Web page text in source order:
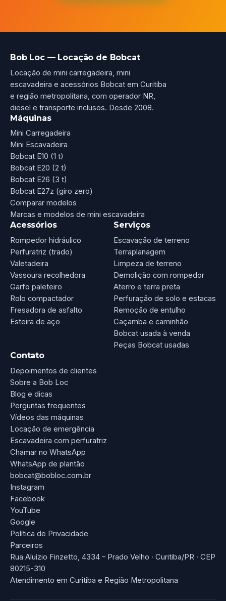
Bob Loc — Locação de Bobcat
Locação de mini carregadeira, mini
escavadeira e acessórios Bobcat em Curitiba
e região metropolitana, com operador NR,
diesel e transporte inclusos. Desde 2008.
Máquinas
Mini Carregadeira
Mini Escavadeira
Bobcat E10 (1 t)
Bobcat E20 (2 t)
Bobcat E26 (3 t)
Bobcat E27z (giro zero)
Comparar modelos
Marcas e modelos de mini escavadeira
Acessórios
Rompedor hidráulico
Perfuratriz (trado)
Valetadeira
Vassoura recolhedora
Garfo paleteiro
Rolo compactador
Fresadora de asfalto
Esteira de aço
Serviços
Escavação de terreno
Terraplanagem
Limpeza de terreno
Demolição com rompedor
Aterro e terra preta
Perfuração de solo e estacas
Remoção de entulho
Caçamba e caminhão
Bobcat usada à venda
Peças Bobcat usadas
Contato
Depoimentos de clientes
Sobre a Bob Loc
Blog e dicas
Perguntas frequentes
Vídeos das máquinas
Locação de emergência
Escavadeira com perfuratriz
Chamar no WhatsApp
WhatsApp de plantão
bobcat@bobloc.com.br
Instagram
Facebook
YouTube
Google
Política de Privacidade
Parceiros
Rua Aluízio Finzetto, 4334 – Prado Velho · Curitiba/PR · CEP
80215-310
Atendimento em Curitiba e Região Metropolitana